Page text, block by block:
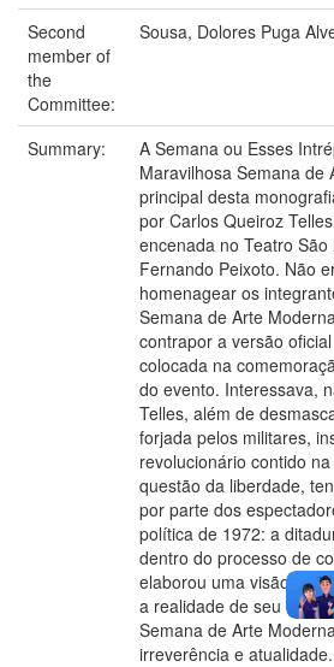
Second
member of
the
Committee:
Sousa, Dolores Puga
Summary:
A Semana ou Esses
Maravilhosa Semana de
principal desta
por Carlos Queiroz
encenada no Teatro
Fernando Peixoto. Não
homenagear os
Semana de Arte
contrapor a versão
colocada na
do evento. Interessava,
Telles, além de
forjada pelos militares,
revolucionário contido
questão da liberdade,
por parte dos
política de 1972: a
dentro do processo de
elaborou uma visão que
a realidade de seu
Semana de Arte
irreverência e atualidade.